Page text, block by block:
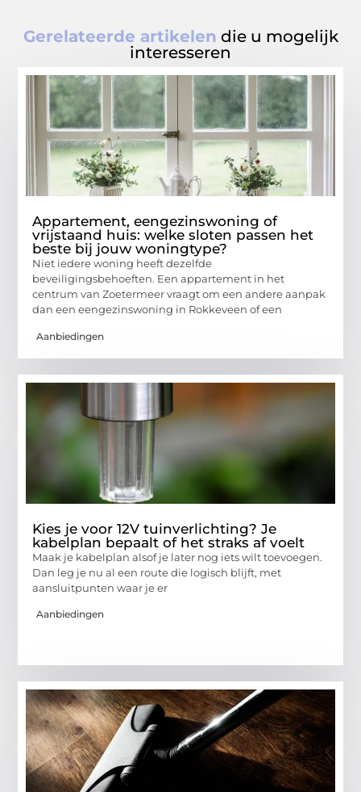
Gerelateerde artikelen die u mogelijk
interesseren
Appartement, eengezinswoning of
vrijstaand huis: welke sloten passen het
beste bij jouw woningtype?
Niet iedere woning heeft dezelfde
beveiligingsbehoeften. Een appartement in het
centrum van Zoetermeer vraagt om een andere aanpak
dan een eengezinswoning in Rokkeveen of een
Aanbiedingen
Kies je voor 12V tuinverlichting? Je
kabelplan bepaalt of het straks af voelt
Maak je kabelplan alsof je later nog iets wilt toevoegen.
Dan leg je nu al een route die logisch blijft, met
aansluitpunten waar je er
Aanbiedingen